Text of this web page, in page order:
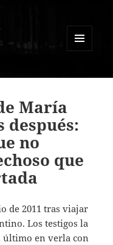
WIDGETS
María
después:
no
que
de 2011 tras viajar
Los testigos la
último en verla con